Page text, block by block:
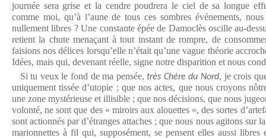
journée sera grise et la cendre poudrera le ciel de sa longue
comme moi, qu’à l’aune de tous ces sombres événements,
nullement libres ? Une constante épée de Damoclès oscille au-
retient la chute menaçant à tout instant de rompre, de
faisions nos délices lorsqu’elle n’était qu’une vague théorie
Idées, mais qui, devenant réelle, signe notre disparition et nous
Si tu veux le fond de ma pensée,très Chère du Nord, je crois
uniquement tissée d’utopie ; que nos actes, que nous croyons
une zone mystérieuse et illisible ; que nos décisions, que nous
volonté, ne sont que des « miroirs aux alouettes », des sortes
sont actionnés par d’étranges attaches ; que nous nous agitons sur
marionnettes à fil qui, supposément, se pensent elles aussi libres